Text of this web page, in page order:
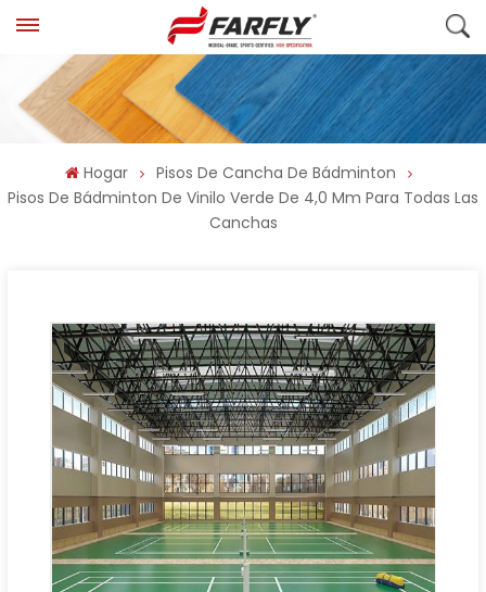
Hogar
Pisos De Cancha De Bádminton
Pisos De Bádminton De Vinilo Verde De 4,0 Mm Para Todas Las
Canchas